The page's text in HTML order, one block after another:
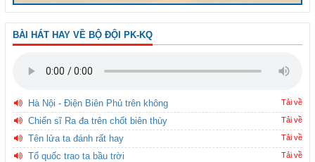
BÀI HÁT HAY VỀ BỘ ĐỘI PK-KQ
Hà Nội - Điện Biên Phủ trên không Tải về
Chiến sĩ Ra đa trên chốt biên thùy Tải về
Tên lửa ta đánh rất hay Tải về
Tổ quốc trao ta bầu trời Tải về